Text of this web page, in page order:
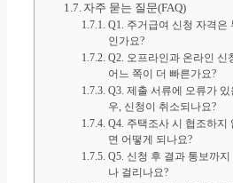
자주 묻는 질문(FAQ)
Q1. 주거급여 신청 자격은
인가요?
Q2. 오프라인과 온라인 신
어느 쪽이 더 빠른가요?
Q3. 제출 서류에 오류가 있
우, 신청이 취소되나요?
Q4. 주택조사 시 협조하지
면 어떻게 되나요?
Q5. 신청 후 결과 통보까지
나 걸리나요?